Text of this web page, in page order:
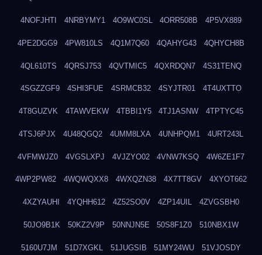
4NOFJHTI 4NRBYMY1 4O9WC0SL 4ORR508B 4P5VX889
4PE2DGG9 4PW810LS 4Q1M7Q60 4QAHYG43 4QHYCH8B
4QL610TS 4QRSJ753 4QVTMIC5 4QXRDQN7 4S31TENQ
4SGZZGF9 4SHI3FUE 4SRMCB32 4SYJTR01 4T4UXTTO
4T8GUZVK 4TAWVEKW 4TBBI1Y5 4TJ1ASNW 4TPTYC45
4TSJ6PJX 4U48QGQ2 4UMM8LXA 4UNHPQM1 4URT243L
4VFMWJZ0 4VGSLXPJ 4VJZYO02 4VNW7KSQ 4W6ZE1F7
4WP2PW82 4WQWQXX8 4WXQZN38 4X7TT8GV 4XYOT662
4XZYAUHI 4YQHH612 4Z52SO0V 4ZP14UIL 4ZVGSBH0
50JO9B1K 50KZ2V9P 50NNJN5E 50S8F1Z0 510NBX1W
5160U7JM 51D7XGKL 51JUGSIB 51MY24WU 51VJOSDY